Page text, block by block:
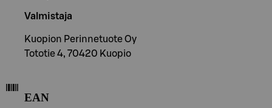
Valmistaja
Kuopion Perinnetuote Oy
Tototie 4, 70420 Kuopio
EAN